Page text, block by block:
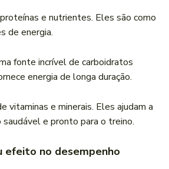
e nutrientes. Eles são como
de energia.
fonte incrível de carboidratos
energia de longa duração.
vitaminas e minerais. Eles ajudam a
e pronto para o treino.
efeito no desempenho